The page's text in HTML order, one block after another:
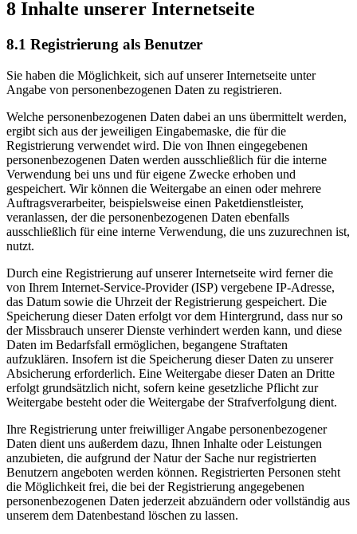
8 Inhalte unserer Internetseite
8.1 Registrierung als Benutzer
Sie haben die Möglichkeit, sich auf unserer Internetseite unter
Angabe von personenbezogenen Daten zu registrieren.
Welche personenbezogenen Daten dabei an uns übermittelt werden,
ergibt sich aus der jeweiligen Eingabemaske, die für die
Registrierung verwendet wird. Die von Ihnen eingegebenen
personenbezogenen Daten werden ausschließlich für die interne
Verwendung bei uns und für eigene Zwecke erhoben und
gespeichert. Wir können die Weitergabe an einen oder mehrere
Auftragsverarbeiter, beispielsweise einen Paketdienstleister,
veranlassen, der die personenbezogenen Daten ebenfalls
ausschließlich für eine interne Verwendung, die uns zuzurechnen ist,
nutzt.
Durch eine Registrierung auf unserer Internetseite wird ferner die
von Ihrem Internet-Service-Provider (ISP) vergebene IP-Adresse,
das Datum sowie die Uhrzeit der Registrierung gespeichert. Die
Speicherung dieser Daten erfolgt vor dem Hintergrund, dass nur so
der Missbrauch unserer Dienste verhindert werden kann, und diese
Daten im Bedarfsfall ermöglichen, begangene Straftaten
aufzuklären. Insofern ist die Speicherung dieser Daten zu unserer
Absicherung erforderlich. Eine Weitergabe dieser Daten an Dritte
erfolgt grundsätzlich nicht, sofern keine gesetzliche Pflicht zur
Weitergabe besteht oder die Weitergabe der Strafverfolgung dient.
Ihre Registrierung unter freiwilliger Angabe personenbezogener
Daten dient uns außerdem dazu, Ihnen Inhalte oder Leistungen
anzubieten, die aufgrund der Natur der Sache nur registrierten
Benutzern angeboten werden können. Registrierten Personen steht
die Möglichkeit frei, die bei der Registrierung angegebenen
personenbezogenen Daten jederzeit abzuändern oder vollständig aus
unserem dem Datenbestand löschen zu lassen.